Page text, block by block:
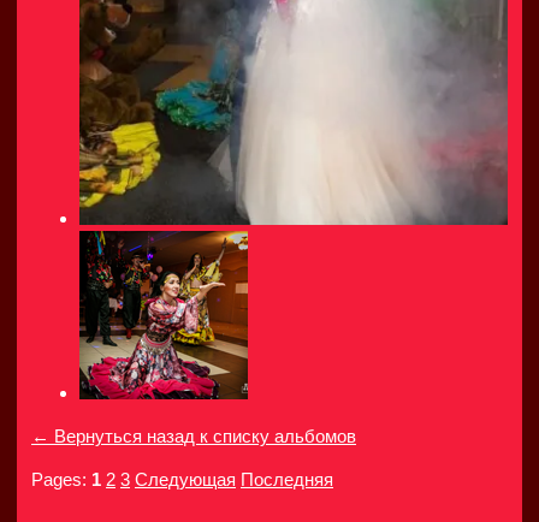
← Вернуться назад к списку альбомов
Pages: 1 2 3 Следующая Последняя